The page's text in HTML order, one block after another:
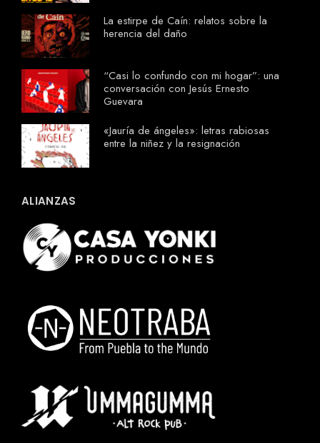
La estirpe de Caín: relatos sobre la
herencia del daño
“Casi lo confundo con mi hogar”: una
conversación con Jesús Ernesto
Guevara
«Jauría de ángeles»: letras rabiosas
entre la niñez y la resignación
ALIANZAS